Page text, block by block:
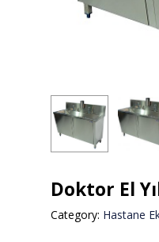
Doktor El
Category: Hastane